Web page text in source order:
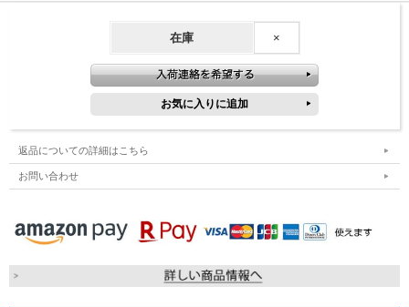
在庫 ×
返品についての詳細はこちら
お問い合わせ